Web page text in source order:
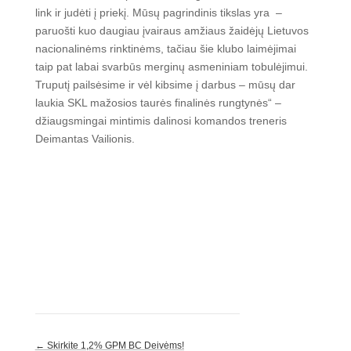
link ir judėti į priekį. Mūsų pagrindinis tikslas yra –
paruošti kuo daugiau įvairaus amžiaus žaidėjų Lietuvos
nacionalinėms rinktinėms, tačiau šie klubo laimėjimai
taip pat labai svarbūs merginų asmeniniam tobulėjimui.
Truputį pailsėsime ir vėl kibsime į darbus – mūsų dar
laukia SKL mažosios taurės finalinės rungtynės“ –
džiaugsmingai mintimis dalinosi komandos treneris
Deimantas Vailionis.
← Skirkite 1,2% GPM BC Deivėms!